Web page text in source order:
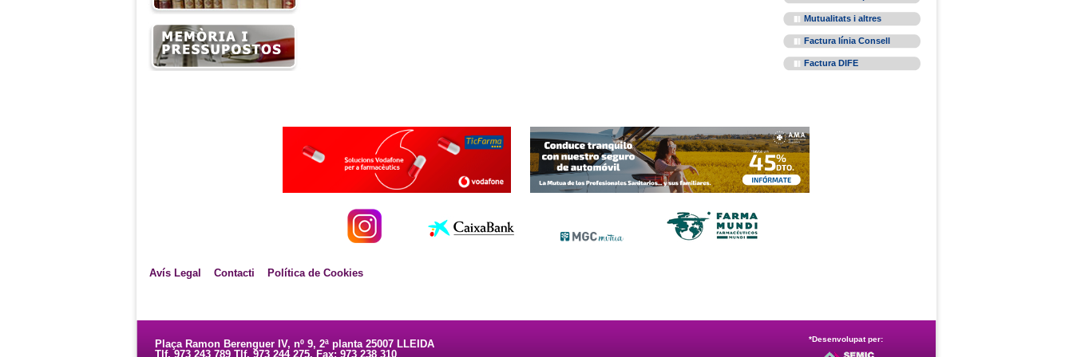
Mutualitats i altres
Factura línia Consell
Factura DIFE
Avís Legal Contacti Política de Cookies
Plaça Ramon Berenguer IV, nº 9, 2ª planta 25007 LLEIDA
Tlf. 973 243 789 Tlf. 973 244 275. Fax: 973 238 310
*Desenvolupat per: